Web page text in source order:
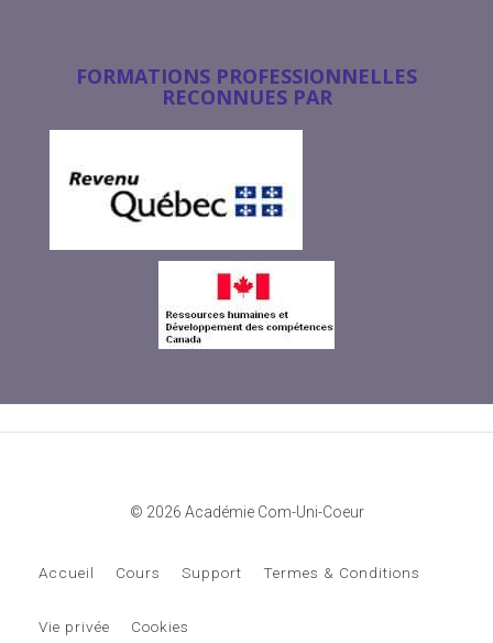
FORMATIONS PROFESSIONNELLES
RECONNUES PAR
© 2026 Académie Com-Uni-Coeur
Accueil Cours Support Termes & Conditions
Vie privée Cookies